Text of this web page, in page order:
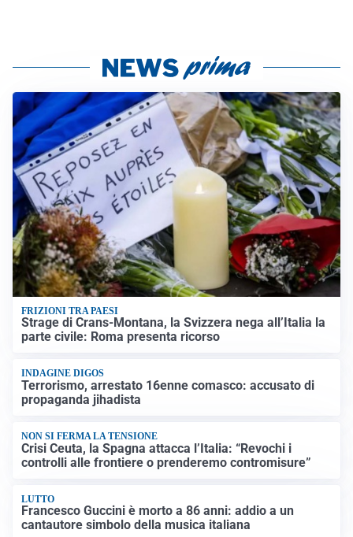
FRIZIONI TRA PAESI
Strage di Crans-Montana, la Svizzera nega all’Italia la
parte civile: Roma presenta ricorso
INDAGINE DIGOS
Terrorismo, arrestato 16enne comasco: accusato di
propaganda jihadista
NON SI FERMA LA TENSIONE
Crisi Ceuta, la Spagna attacca l’Italia: “Revochi i
controlli alle frontiere o prenderemo contromisure”
LUTTO
Francesco Guccini è morto a 86 anni: addio a un
cantautore simbolo della musica italiana